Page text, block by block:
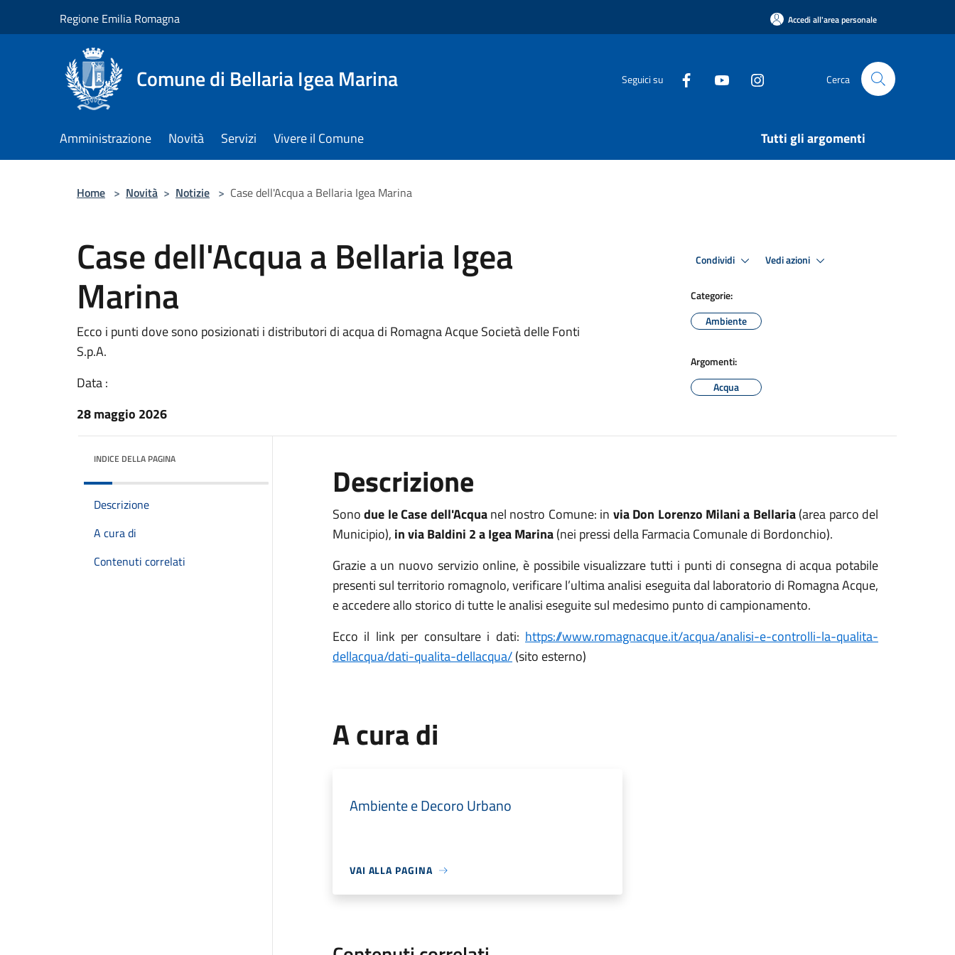
Regione Emilia Romagna Accedi all'area personale
Comune di Bellaria Igea Marina Seguici su Cerca
Amministrazione Novità Servizi Vivere il Comune Tutti gli argomenti
Home > Novità > Notizie > Case dell'Acqua a Bellaria Igea Marina
Case dell'Acqua a Bellaria Igea
Marina
Ecco i punti dove sono posizionati i distributori di acqua di Romagna Acque Società delle Fonti
S.p.A.
Data :
28 maggio 2026
Condividi Vedi azioni
Categorie:
Ambiente
Argomenti:
Acqua
INDICE DELLA PAGINA
Descrizione
A cura di
Contenuti correlati
Descrizione
Sonodue le Case dell'Acquanel nostro Comune: in via Don Lorenzo Milani a Bellaria(area parco del
Municipio), in via Baldini 2 a Igea Marina(nei pressi della Farmacia Comunale di Bordonchio).
Grazie a un nuovo servizio online, è possibile visualizzare tutti i punti di consegna di acqua potabile
presenti sul territorio romagnolo, verificare l’ultima analisi eseguita dal laboratorio di Romagna Acque,
e accedere allo storico di tutte le analisi eseguite sul medesimo punto di campionamento.
Ecco il link per consultare i dati: https://www.romagnacque.it/acqua/analisi-e-controlli-la-qualita-
dellacqua/dati-qualita-dellacqua/(sito esterno)
A cura di
Ambiente e Decoro Urbano
VAI ALLA PAGINA